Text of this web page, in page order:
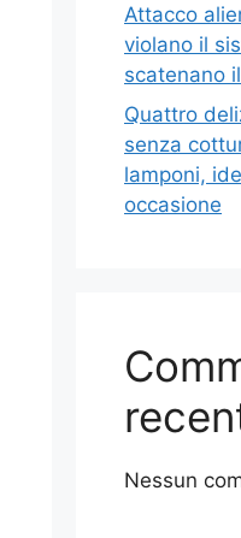
Attacco
violano il
scatenano
Quattro
senza
lamponi,
occasione
Nessun